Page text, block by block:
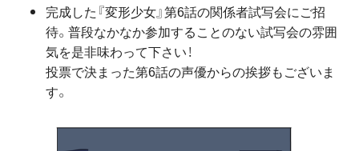
完成した『変形少女』第6話の関係者試写会にご招
待。普段なかなか参加することのない試写会の雰囲
気を是非味わって下さい！
投票で決まった第6話の声優からの挨拶もございま
す。